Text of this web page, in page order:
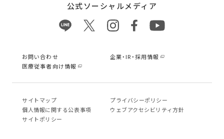
公式ソーシャルメディア
お問い合わせ
企業・IR・採用情報
医療従事者向け情報
サイトマップ
プライバシーポリシー
個⼈情報に関する公表事項
ウェブアクセシビリティ方針
サイトポリシー